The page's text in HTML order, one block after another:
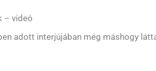
– videó
adott interjújában még máshogy